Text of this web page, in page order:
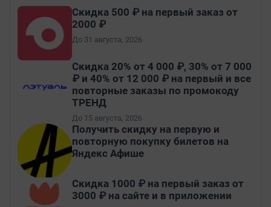
Скидка 500 ₽ на первый заказ от
2000 ₽
До 31 августа, 2026
Скидка 20% от 4 000 ₽, 30% от 7 000
₽ и 40% от 12 000 ₽ на первый и все
повторные заказы по промокоду
ТРЕНД
До 15 августа, 2026
Получить скидку на первую и
повторную покупку билетов на
Яндекс Афише
Скидка 1000 ₽ на первый заказ от
3000 ₽ на сайте и в приложении